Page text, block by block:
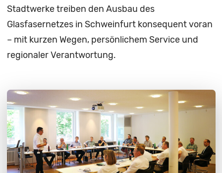
Stadtwerke treiben den Ausbau des
Glasfasernetzes in Schweinfurt konsequent voran
– mit kurzen Wegen, persönlichem Service und
regionaler Verantwortung.